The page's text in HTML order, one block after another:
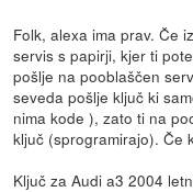
Folk, alexa ima prav. Če
servis s papirji, kjer ti
pošlje na pooblaščen
seveda pošlje ključ ki
nima kode ), zato ti na
ključ (sprogramirajo). Če
Ključ za Audi a3 2004